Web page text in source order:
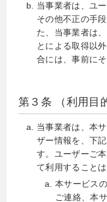
当事業者は、ユ
その他不正の手
た、当事業者は
とによる取得以
合には、事前に
第３条 （利用目
当事業者は、本
ザー情報を、下
す。ユーザーご
て利用することは
本サービス
ご連絡、本